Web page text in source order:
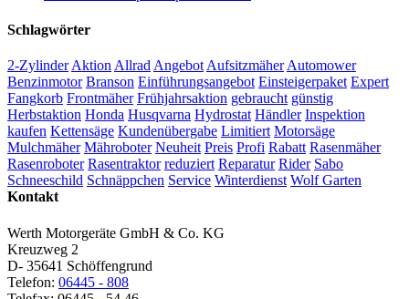
Schlagwörter
2-Zylinder Aktion Allrad Angebot Aufsitzmäher Automower
Benzinmotor Branson Einführungsangebot Einsteigerpaket Expert
Fangkorb Frontmäher Frühjahrsaktion gebraucht günstig
Herbstaktion Honda Husqvarna Hydrostat Händler Inspektion
kaufen Kettensäge Kundenübergabe Limitiert Motorsäge
Mulchmäher Mähroboter Neuheit Preis Profi Rabatt Rasenmäher
Rasenroboter Rasentraktor reduziert Reparatur Rider Sabo
Schneeschild Schnäppchen Service Winterdienst Wolf Garten
Kontakt
Werth Motorgeräte GmbH & Co. KG
Kreuzweg 2
D- 35641 Schöffengrund
Telefon: 06445 - 808